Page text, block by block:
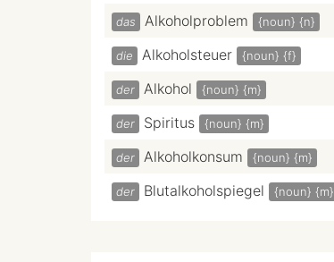
das Alkoholproblem {noun} {n}
die Alkoholsteuer {noun} {f}
der Alkohol {noun} {m}
der Spiritus {noun} {m}
der Alkoholkonsum {noun} {m}
der Blutalkoholspiegel {noun} {m}